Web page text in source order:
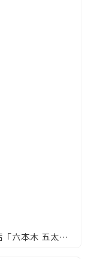
皮串が絶品。博多焼き鳥、モツ鍋のお店「六本木 五太夫」